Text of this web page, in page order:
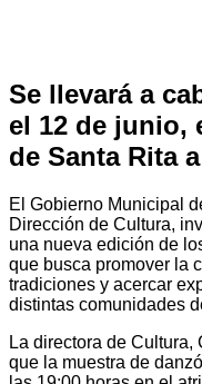
Se llevará a
el 12 de junio,
de Santa Rita
El Gobierno Municipal
Dirección de Cultura,
una nueva edición de
que busca promover la
tradiciones y acercar
distintas comunidades
La directora de
que la muestra de